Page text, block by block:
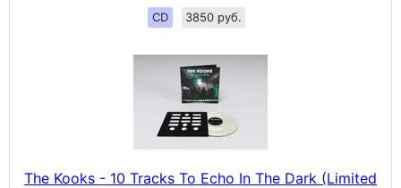
CD 3850 руб.
The Kooks - 10 Tracks To Echo In The Dark (Limited